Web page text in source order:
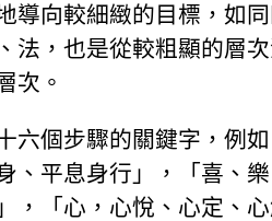
導向較細緻的目標，如
法，也是從較粗顯的層
次。
六個步驟的關鍵字，例
、平息身行」，「喜、
，「心，心悅、心定、